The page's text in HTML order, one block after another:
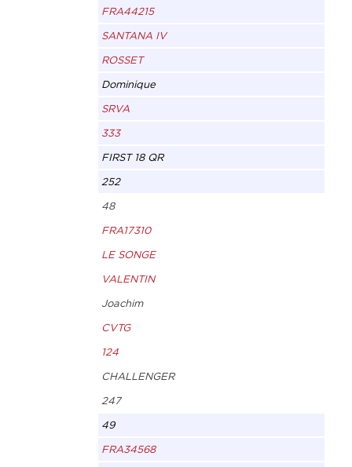
FRA44215
SANTANA IV
ROSSET
Dominique
SRVA
333
FIRST 18 QR
252
48
FRA17310
LE SONGE
VALENTIN
Joachim
CVTG
124
CHALLENGER
247
49
FRA34568